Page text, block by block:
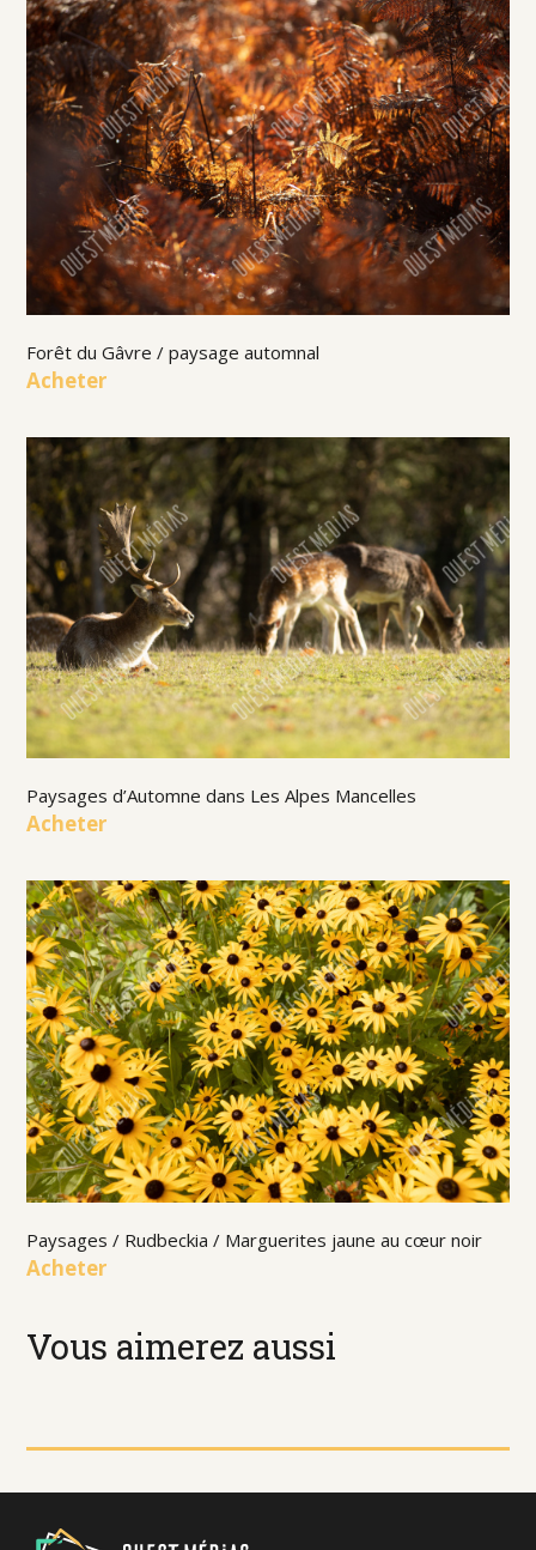
Vous aimerez aussi
Forêt du Gâvre / paysage automnal
Acheter
Paysages d’Automne dans Les Alpes Mancelles
Acheter
Paysages / Rudbeckia / Marguerites jaune au cœur noir
Acheter